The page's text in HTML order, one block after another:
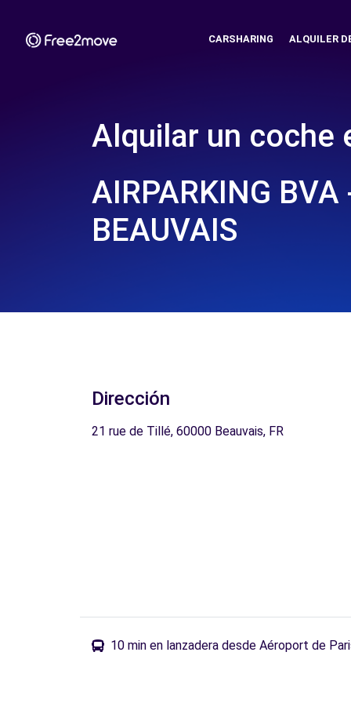
CARSHARING ALQUILER
Alquilar un coche
AIRPARKING BVA
BEAUVAIS
Dirección
21 rue de Tillé, 60000 Beauvais, FR
10 min en lanzadera desde Aéroport de